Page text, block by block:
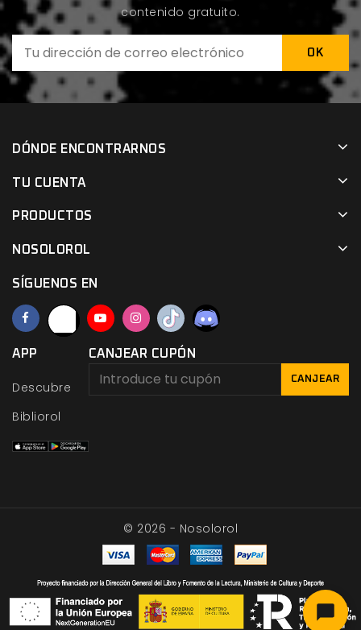
contenido gratuito.
DÓNDE ENCONTRARNOS
TU CUENTA
PRODUCTOS
NOSOLOROL
SÍGUENOS EN
APP
Descubre
Bibliorol
CANJEAR CUPÓN
CANJEAR
© 2026 - Nosolorol